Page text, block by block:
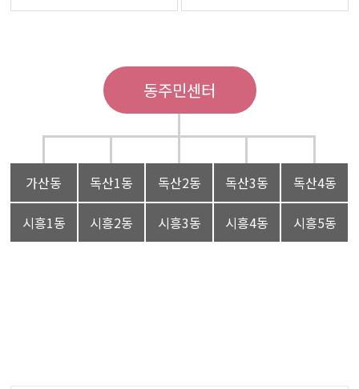
동주민센터
가산동 독산1동 독산2동 독산3동 독산4동
시흥1동 시흥2동 시흥3동 시흥4동 시흥5동